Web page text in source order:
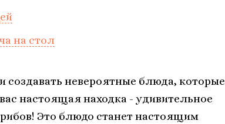
на стол
создавать невероятные блюда, которые
настоящая находка - удивительное
Это блюдо станет настоящим